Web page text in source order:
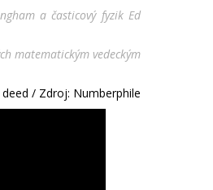
a časticový fyzik Ed
matematickým vedeckým
/ Zdroj: Numberphile